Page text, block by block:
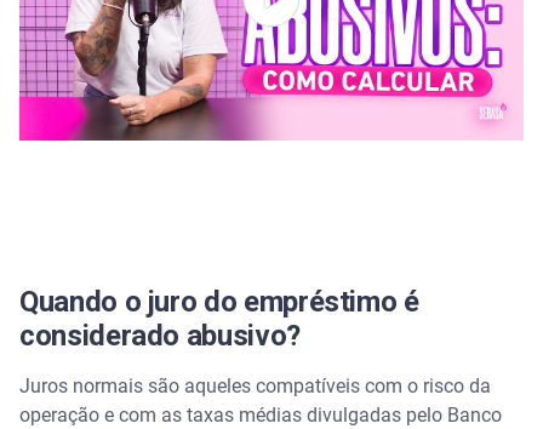
Quando o juro do empréstimo é
considerado abusivo?
Juros normais são aqueles compatíveis com o risco da
operação e com as taxas médias divulgadas pelo Banco